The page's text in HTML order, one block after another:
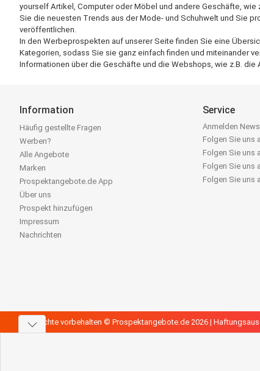
yourself Artikel, Computer oder Möbel und andere Geschäfte, wie
Sie die neuesten Trends aus der Mode- und Schuhwelt und Sie
veröffentlichen.
In den Werbeprospekten auf unserer Seite finden Sie eine
Kategorien, sodass Sie sie ganz einfach finden und miteinander
Informationen über die Geschäfte und die Webshops, wie z.B.
Information
Häufig gestellte Fragen
Werben?
Alle Angebote
Marken
Prospektangebote.de App
Über uns
Prospekt hinzufügen
Impressum
Nachrichten
Service
Anmelden
Folgen Sie uns
Folgen Sie uns
Folgen Sie uns
Folgen Sie uns
Alle Rechte vorbehalten © Prospektangebote.de 2026 |